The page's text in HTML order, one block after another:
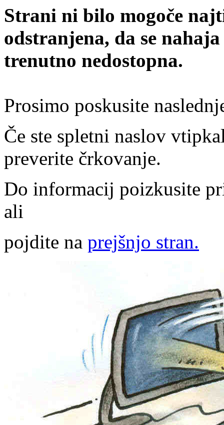
Strani ni bilo mogoče
odstranjena, da se
trenutno nedostopna.
Prosimo poskusite
Če ste spletni naslov
preverite črkovanje.
Do informacij poizkusite
ali
pojdite na prejšnjo stran.